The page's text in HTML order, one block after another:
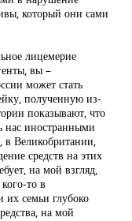
который они сами
лицемерие
вы –
может стать
полученную из-
показывают, что
нас иностранными
в Великобритании,
средств на этих
на мой взгляд,
то в
их семьи глубоко
на мой